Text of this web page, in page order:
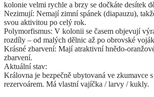
kolonie velmi rychle a brzy se dočkáte desítek
​Nezimují: Nemají zimní spánek (diapauzu),
svou aktivitou po celý rok.
​Polymorfismus: V kolonii se časem objevují
rozdíly – od malých dělnic až po obrovské
​Krásné zbarvení: Mají atraktivní hnědo-
zbarvení.
​Aktuální stav:
Královna je bezpečně ubytovaná ve zkumavce
rezervoárem. Má vlastní vajíčka / larvy / kukly.